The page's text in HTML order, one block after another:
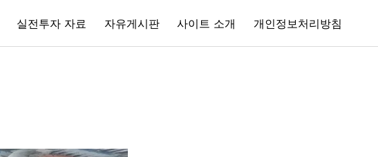
실전투자 자료 자유게시판 사이트 소개 개인정보처리방침